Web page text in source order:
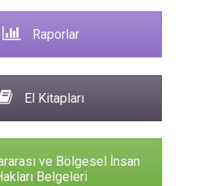
Raporlar
El Kitapları
ve Bölgesel İnsan
Belgeleri